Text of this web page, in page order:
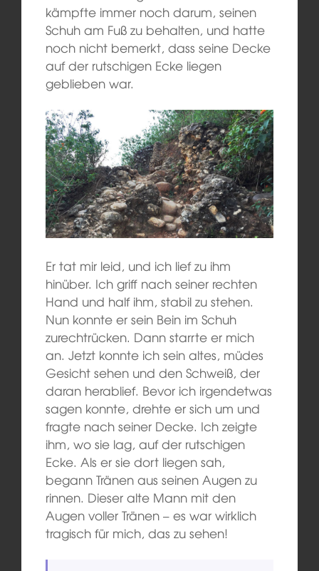
kämpfte immer noch darum, seinen
Schuh am Fuß zu behalten, und hatte
noch nicht bemerkt, dass seine Decke
auf der rutschigen Ecke liegen
geblieben war.
Er tat mir leid, und ich lief zu ihm
hinüber. Ich griff nach seiner rechten
Hand und half ihm, stabil zu stehen.
Nun konnte er sein Bein im Schuh
zurechtrücken. Dann starrte er mich
an. Jetzt konnte ich sein altes, müdes
Gesicht sehen und den Schweiß, der
daran herablief. Bevor ich irgendetwas
sagen konnte, drehte er sich um und
fragte nach seiner Decke. Ich zeigte
ihm, wo sie lag, auf der rutschigen
Ecke. Als er sie dort liegen sah,
begann Tränen aus seinen Augen zu
rinnen. Dieser alte Mann mit den
Augen voller Tränen – es war wirklich
tragisch für mich, das zu sehen!